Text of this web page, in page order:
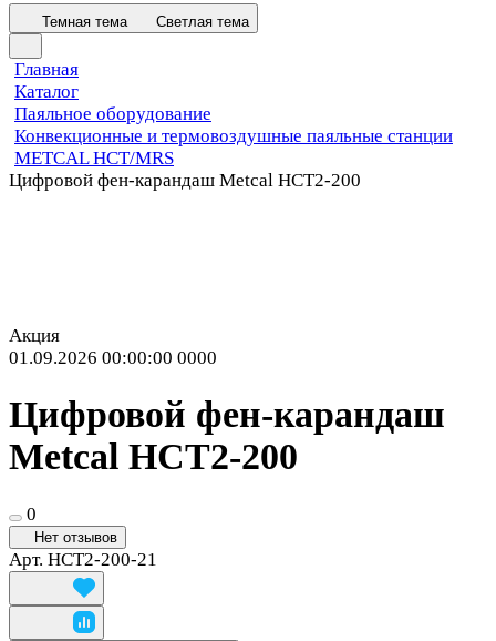
Темная тема Светлая тема
Главная
Каталог
Паяльное оборудование
Конвекционные и термовоздушные паяльные станции
METCAL HCT/MRS
Цифровой фен-карандаш Metcal HCT2-200
Акция
01.09.2026 00:00:00 0000
Цифровой фен-карандаш
Metcal HCT2-200
0
Нет отзывов
Арт. HCT2-200-21